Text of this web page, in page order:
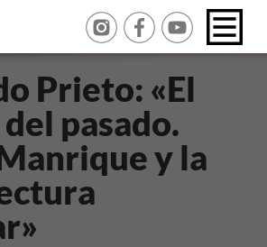
Prieto: «El
pasado.
y la